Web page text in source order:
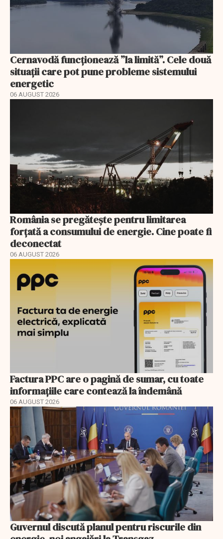
Cernavodă funcționează ”la limită”. Cele două
situații care pot pune probleme sistemului
energetic
06 AUGUST 2026
România se pregătește pentru limitarea
forțată a consumului de energie. Cine poate fi
deconectat
06 AUGUST 2026
Factura PPC are o pagină de sumar, cu toate
informațiile care contează la îndemână
06 AUGUST 2026
Guvernul discută planul pentru riscurile din